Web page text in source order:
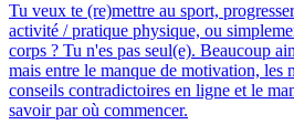
Tu veux te (re)mettre au sport,
activité / pratique physique, ou
corps ? Tu n'es pas seul(e). Beaucoup
mais entre le manque de motivation, les
conseils contradictoires en ligne et le
savoir par où commencer.